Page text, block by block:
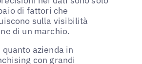
di fattori che
sulla visibilità
di un marchio.
quanto azienda in
con grandi